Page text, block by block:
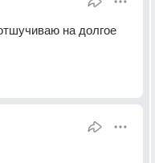
на долгое